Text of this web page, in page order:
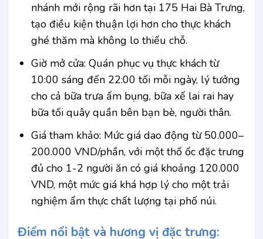
nhánh mới rộng rãi hơn tại 175 Hai Bà Trưng,
tạo điều kiện thuận lợi hơn cho thực khách
ghé thăm mà không lo thiếu chỗ.
Giờ mở cửa: Quán phục vụ thực khách từ
10:00 sáng đến 22:00 tối mỗi ngày, lý tưởng
cho cả bữa trưa ấm bụng, bữa xế lai rai hay
bữa tối quây quần bên bạn bè, người thân.
Giá tham khảo: Mức giá dao động từ 50.000–
200.000 VND/phần, với một thố ốc đặc trưng
đủ cho 1-2 người ăn có giá khoảng 120.000
VND, một mức giá khá hợp lý cho một trải
nghiệm ẩm thực chất lượng tại phố núi.
Điểm nổi bật và hương vị đặc trưng: